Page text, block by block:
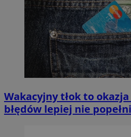
Wakacyjny tłok to
błędów lepiej nie